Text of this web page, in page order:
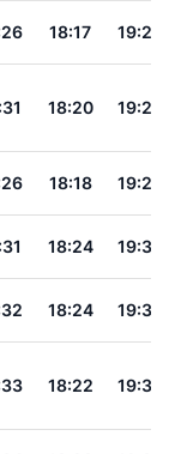
18:17 19:25
18:20 19:29
18:18 19:26
18:24 19:32
18:24 19:32
18:22 19:30